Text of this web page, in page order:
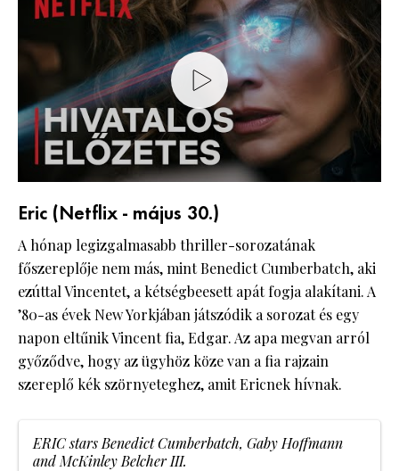
Eric (Netflix - május 30.)
A hónap legizgalmasabb thriller-sorozatának
főszereplője nem más, mint Benedict Cumberbatch, aki
ezúttal Vincentet, a kétségbeesett apát fogja alakítani. A
’80-as évek New Yorkjában játszódik a sorozat és egy
napon eltűnik Vincent fia, Edgar. Az apa megvan arról
győződve, hogy az ügyhöz köze van a fia rajzain
szereplő kék szörnyeteghez, amit Ericnek hívnak.
ERIC stars Benedict Cumberbatch, Gaby Hoffmann
and McKinley Belcher III.